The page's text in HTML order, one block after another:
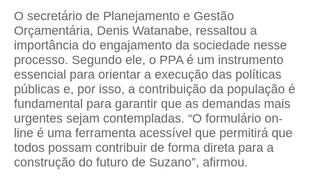
O secretário de Planejamento e Gestão
Orçamentária, Denis Watanabe, ressaltou a
importância do engajamento da sociedade nesse
processo. Segundo ele, o PPA é um instrumento
essencial para orientar a execução das políticas
públicas e, por isso, a contribuição da população é
fundamental para garantir que as demandas mais
urgentes sejam contempladas. “O formulário on-
line é uma ferramenta acessível que permitirá que
todos possam contribuir de forma direta para a
construção do futuro de Suzano”, afirmou.